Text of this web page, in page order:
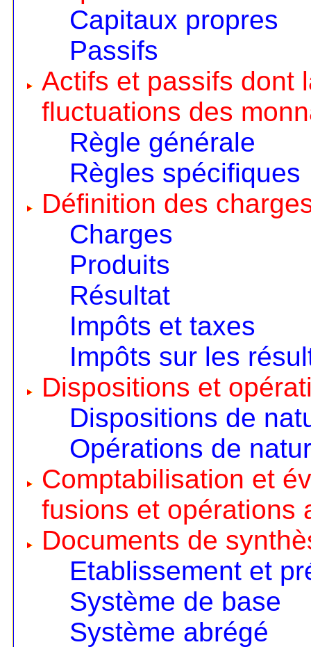
Capitaux propres
Passifs
Actifs et passifs dont
fluctuations des
Règle générale
Règles spécifiques
Définition des
Charges
Produits
Résultat
Impôts et taxes
Impôts sur les
Dispositions et
Dispositions de
Opérations de
Comptabilisation et
fusions et opérations
Documents de
Etablissement et
Système de base
Système abrégé